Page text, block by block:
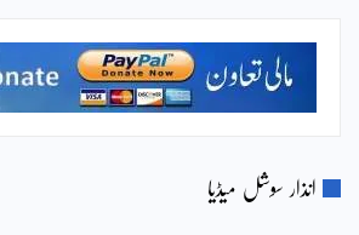
انذار سوشل میڈیا